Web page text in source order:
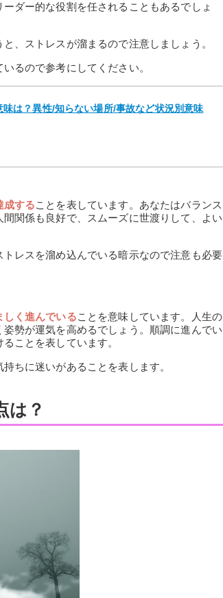
ダー的な役割を任されることもあるでしょ
、ストレスが溜まるので注意しましょう。
るので参考にしてください。
味は？異性/知らない場所/事故など状況別意味
成することを表しています。あなたはバランス
関係も良好で、スムーズに世渡りして、よい
レスを溜め込んでいる暗示なので注意も必要
しく進んでいることを意味しています。人生の
勢が運気を高めるでしょう。順調に進んでい
ことを表しています。
ちに迷いがあることを表します。
は？